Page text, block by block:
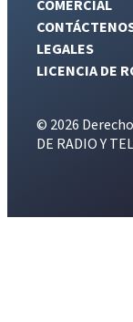
COMERCIAL
LEGALES
LICENCIA DE
© 2026
DE RADIO Y